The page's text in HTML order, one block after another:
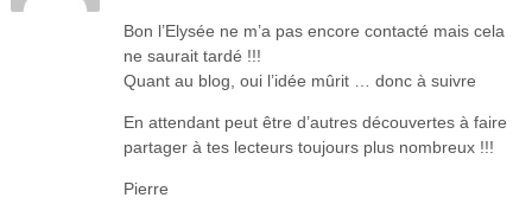
Bon l’Elysée ne m’a pas encore contacté mais cela
ne saurait tardé !!!
Quant au blog, oui l’idée mûrit … donc à suivre
En attendant peut être d’autres découvertes à faire
partager à tes lecteurs toujours plus nombreux !!!
Pierre